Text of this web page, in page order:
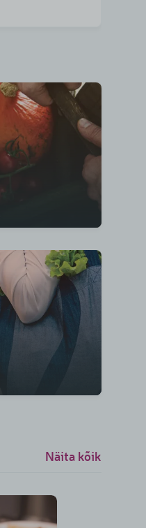
Näita kõik